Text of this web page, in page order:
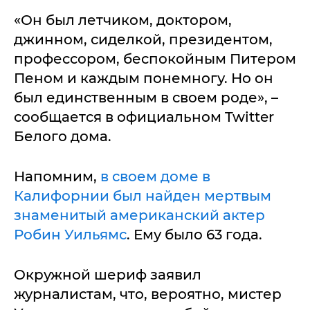
«Он был летчиком, доктором,
джинном, сиделкой, президентом,
профессором, беспокойным Питером
Пеном и каждым понемногу. Но он
был единственным в своем роде», –
сообщается в официальном Twitter
Белого дома.
Напомним, в своем доме в
Калифорнии был найден мертвым
знаменитый американский актер
Робин Уильямс. Ему было 63 года.
Окружной шериф заявил
журналистам, что, вероятно, мистер